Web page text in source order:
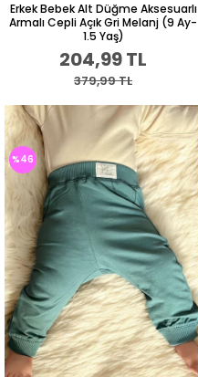
Erkek Bebek Alt Düğme Aksesuarlı
Armalı Cepli Açık Gri Melanj (9 Ay-
1.5 Yaş)
204,99 TL
379,99 TL
%46